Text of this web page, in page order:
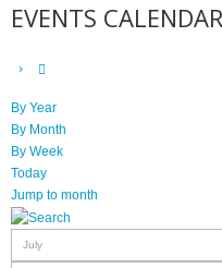
EVENTS CALENDAR
By Year
By Month
By Week
Today
Jump to month